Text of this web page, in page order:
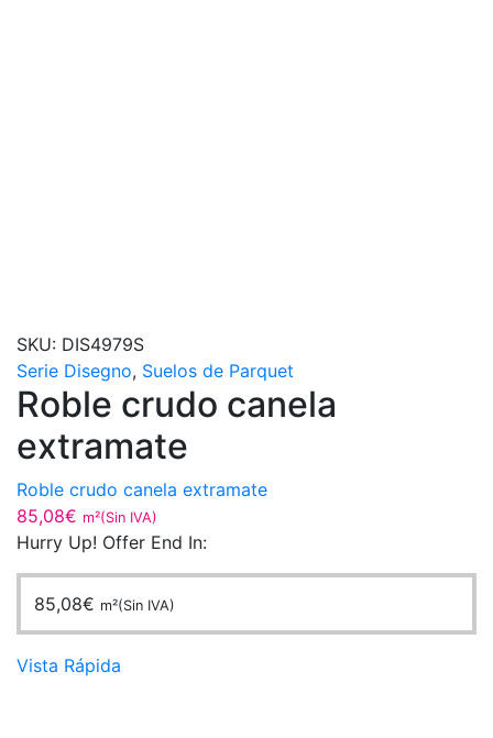
SKU: DIS4979S
Serie Disegno, Suelos de Parquet
Roble crudo canela
extramate
Roble crudo canela extramate
85,08€ m²(Sin IVA)
Hurry Up! Offer End In:
85,08€ m²(Sin IVA)
Vista Rápida